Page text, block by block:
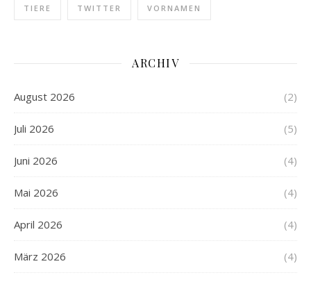
TIERE TWITTER VORNAMEN
ARCHIV
August 2026 (2)
Juli 2026 (5)
Juni 2026 (4)
Mai 2026 (4)
April 2026 (4)
März 2026 (4)